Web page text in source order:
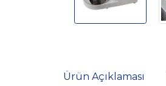
Ürün Açıklaması